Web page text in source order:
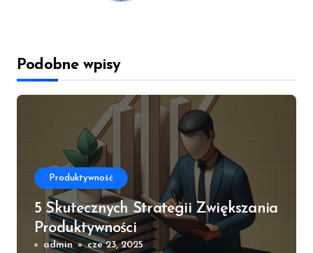
Podobne wpisy
Produktywność
5 Skutecznych Strategii Zwiększania
Produktywności
admin cze 23, 2025